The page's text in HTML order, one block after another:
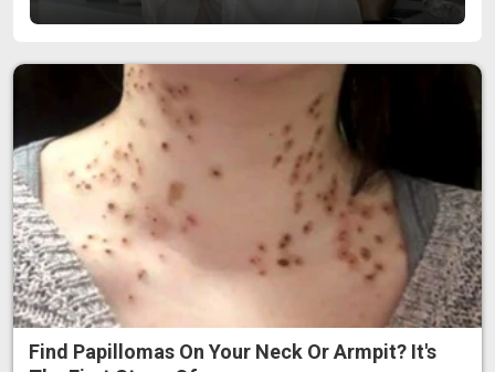
Find Papillomas On Your Neck Or Armpit? It's